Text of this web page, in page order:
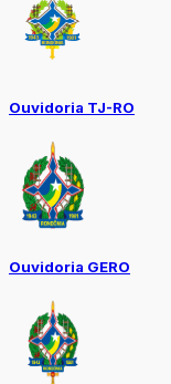
Ouvidoria TJ-RO
Ouvidoria GERO